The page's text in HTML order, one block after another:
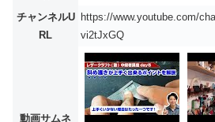
チャンネルU
RL
https://www.youtube.com/
vi2tJxGQ
動画サムネ